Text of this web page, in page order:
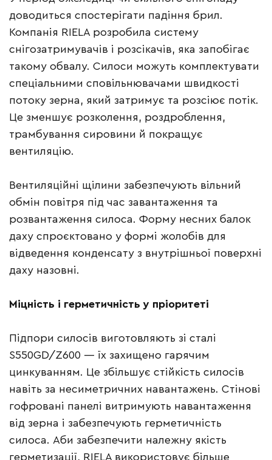
доводиться спостерігати падіння брил.
Компанія RIELA розробила систему
снігозатримувачів і розсікачів, яка запобігає
такому обвалу. Силоси можуть комплектувати
спеціальними сповільнювачами швидкості
потоку зерна, який затримує та розсіює потік.
Це зменшує розколення, роздроблення,
трамбування сировини й покращує
вентиляцію.
Вентиляційні щілини забезпечують вільний
обмін повітря під час завантаження та
розвантаження силоса. Форму несних балок
даху спроєктовано у формі жолобів для
відведення конденсату з внутрішньої поверхні
даху назовні.
Міцність і герметичність у пріоритеті
Підпори силосів виготовляють зі сталі
S550GD/Z600 — їх захищено гарячим
цинкуванням. Це збільшує стійкість силосів
навіть за несиметричних навантажень. Стінові
гофровані панелі витримують навантаження
від зерна і забезпечують герметичність
силоса. Аби забезпечити належну якість
герметизації, RIELA використовує більше